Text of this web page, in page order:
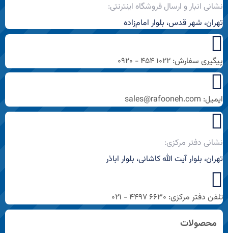
نشانی انبار و ارسال فروشگاه اینترنتی:
تهران، شهر قدس، بلوار امام‌زاده
پیگیری سفارش: ۱۰۲۲ ۴۵۴ - ۰۹۲۰
ایمیل: sales@rafooneh.com
نشانی دفتر مرکزی:
تهران، بلوار آیت الله کاشانی، بلوار اباذر
تلفن دفتر مرکزی: ۶۶۳۰ ۴۴۹۷ - ۰۲۱
محصولات